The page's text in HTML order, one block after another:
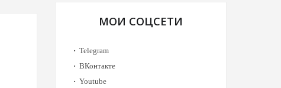
МОИ СОЦСЕТИ
Telegram
ВКонтакте
Youtube